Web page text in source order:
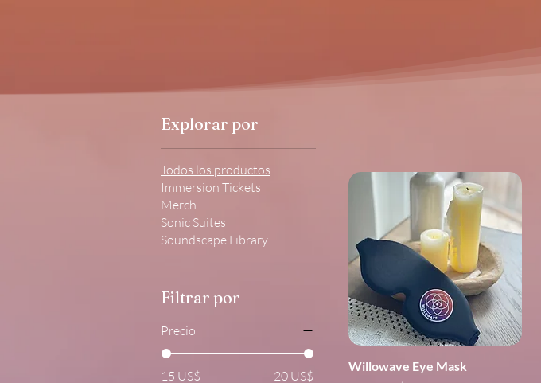
Explorar por
Todos los productos
Immersion Tickets
Merch
Sonic Suites
Soundscape Library
Filtrar por
Precio
15 US$ 20 US$
Willowave Eye Mask